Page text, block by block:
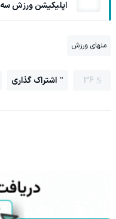
اپلیکیشن ورزش سه
منهای ورزش
36 اشتراک گذاری